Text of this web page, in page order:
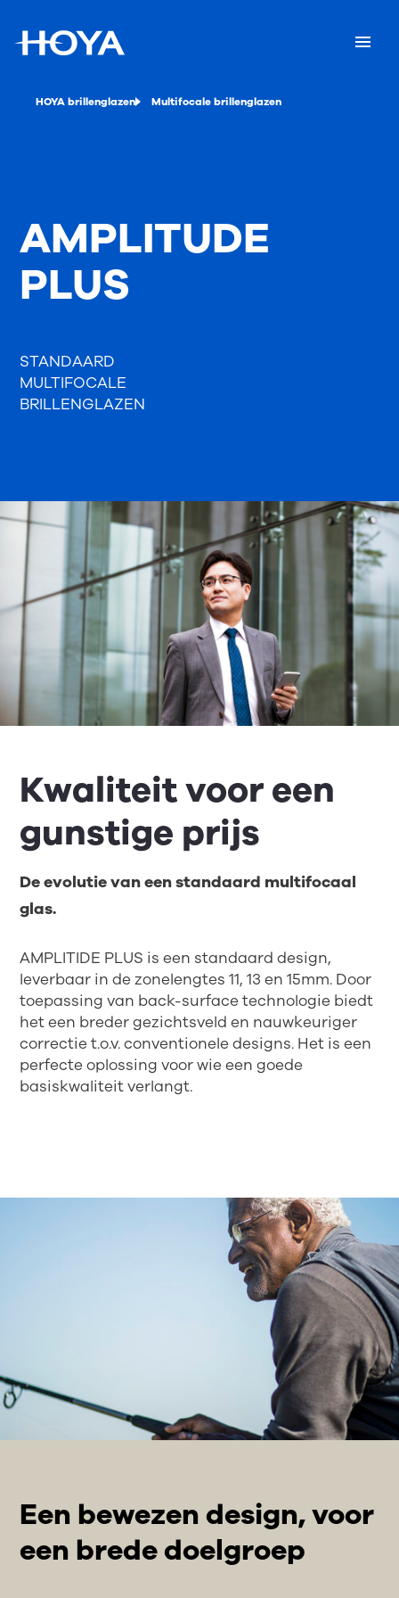
HOYA brillenglazen Multifocale brillenglazen
STANDAARD
MULTIFOCALE
BRILLENGLAZEN
AMPLITUDE
PLUS
Kwaliteit voor een
gunstige prijs
De evolutie van een standaard multifocaal
glas.
AMPLITIDE PLUS is een standaard design,
leverbaar in de zonelengtes 11, 13 en 15mm. Door
toepassing van back-surface technologie biedt
het een breder gezichtsveld en nauwkeuriger
correctie t.o.v. conventionele designs. Het is een
perfecte oplossing voor wie een goede
basiskwaliteit verlangt.
Een bewezen design, voor
een brede doelgroep